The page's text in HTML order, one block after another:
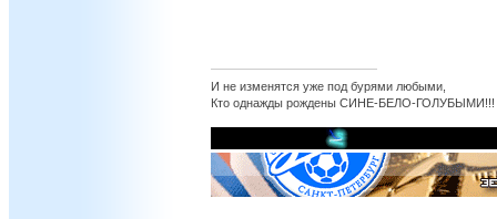
И не изменятся уже под бурями любыми,
Кто однажды рождены СИНЕ-БЕЛО-ГОЛУБЫМИ!!!